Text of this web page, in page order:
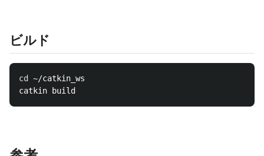
ビルド
cd
~/catkin_ws